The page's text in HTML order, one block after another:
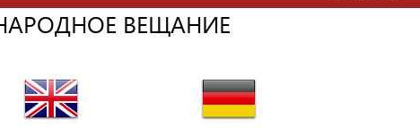
ВЕЩАНИЕ